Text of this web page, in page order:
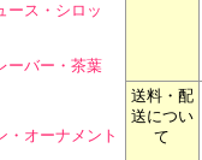
ース・シロッ
ーバー・茶葉
・オーナメント
送料・配
送につい
て